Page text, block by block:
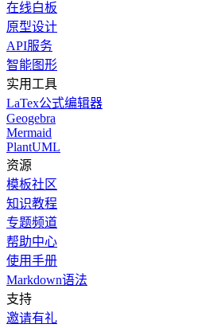
在线白板
原型设计
API服务
智能图形
实用工具
LaTex公式编辑器
Geogebra
Mermaid
PlantUML
资源
模板社区
知识教程
专题频道
帮助中心
使用手册
Markdown语法
支持
邀请有礼